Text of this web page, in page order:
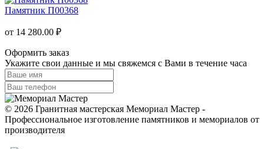
Памятник П00368
от 14 280.00 ₽
Оформить заказ
Укажите свои данные и мы свяжемся с Вами в течение часа
© 2026 Гранитная мастерская Мемориал Мастер -
Профессиональное изготовление памятников и мемориалов от
производителя